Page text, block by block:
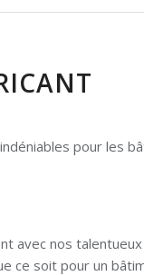
pour les
avec nos talentueux
ce soit pour un